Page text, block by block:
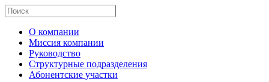
О компании
Миссия компании
Руководство
Структурные подразделения
Абонентские участки